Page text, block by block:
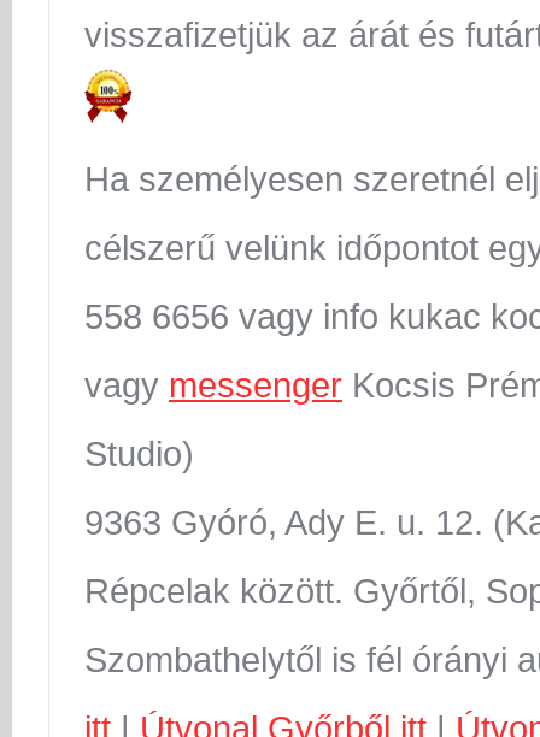
visszafizetjük az árát és
Ha személyesen szeretnél
célszerű velünk időpontot
558 6656 vagy info kukac
vagy messenger Kocsis
Studio)
9363 Gyóró, Ady E. u. 12.
Répcelak között. Győrtől,
Szombathelytől is fél órányi
itt | Útvonal Győrből itt |